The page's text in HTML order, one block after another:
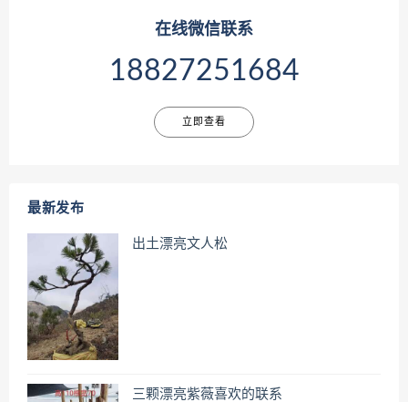
在线微信联系
18827251684
立即查看
最新发布
出土漂亮文人松
三颗漂亮紫薇喜欢的联系